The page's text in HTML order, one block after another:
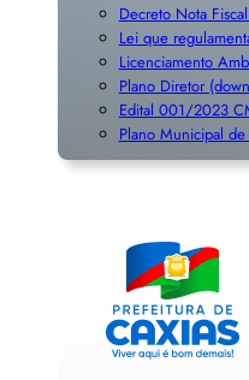
Decreto Nota
Lei que
Licenciamento
Plano Diretor
Edital 001/2023
Plano Municipal de